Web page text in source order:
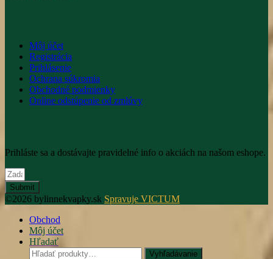
Môj účet
Registrácia
Prihlásenie
Ochrana súkromia
Obchodné podmienky
Online odstúpenie od zmlúvy
Prihláste sa a dostávajte pravidelné info o akciách na našom eshope.
Submit
©2026 bylinnekvapky.sk Spravuje VICTUM
Obchod
Môj účet
Hľadať
Hľadať:
Vyhľadávanie